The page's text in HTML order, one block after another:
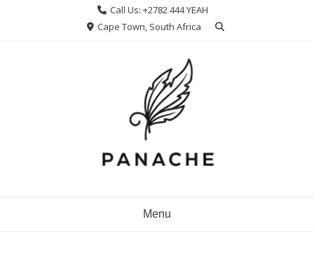
Call Us: +2782 444 YEAH
Cape Town, South Africa
Menu